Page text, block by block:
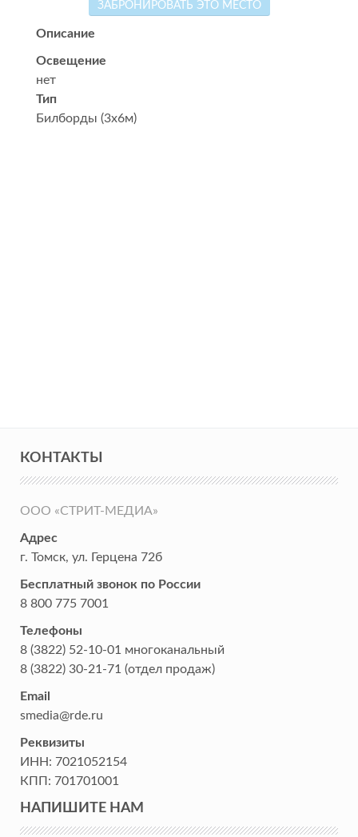
ЗАБРОНИРОВАТЬ ЭТО МЕСТО
Описание
Освещение
нет
Тип
Билборды (3x6м)
КОНТАКТЫ
ООО «СТРИТ-МЕДИА»
Адрес
г. Томск, ул. Герцена 72б
Бесплатный звонок по России
8 800 775 7001
Телефоны
8 (3822) 52-10-01 многоканальный
8 (3822) 30-21-71 (отдел продаж)
Email
smedia@rde.ru
Реквизиты
ИНН: 7021052154
КПП: 701701001
НАПИШИТЕ НАМ